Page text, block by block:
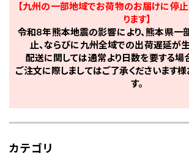
【九州の一部地域でお荷物のお届けに停
ります】
令和8年熊本地震の影響により、熊本県一
止、ならびに九州全域での出荷遅延が生
配送に関しては通常より日数を要する場
ご注文に際しましてはご了承くださいます
す。
カテゴリ